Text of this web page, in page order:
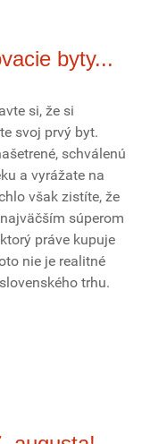
byty...
si, že si
svoj prvý byt.
schválenú
a vyrážate na
však zistíte, že
súperom
práve kupuje
nie je realitné
trhu.